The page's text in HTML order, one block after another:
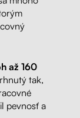
až 160
tak,
pevnosť a